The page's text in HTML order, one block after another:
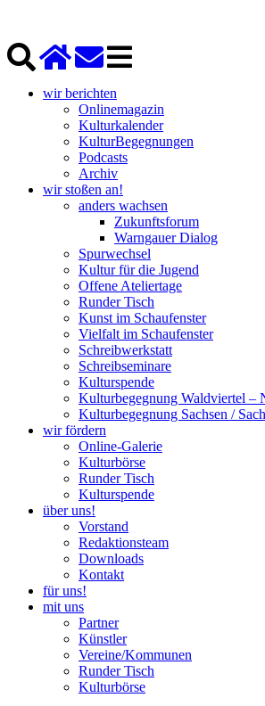
wir berichten
Onlinemagazin
Kulturkalender
KulturBegegnungen
Podcasts
Archiv
wir stoßen an!
anders wachsen
Zukunftsforum
Warngauer Dialog
Spurwechsel
Kultur für die Jugend
Offene Ateliertage
Runder Tisch
Kunst im Schaufenster
Vielfalt im Schaufenster
Schreibwerkstatt
Schreibseminare
Kulturspende
Kulturbegegnung Waldviertel –
Kulturbegegnung Sachsen /
wir fördern
Online-Galerie
Kulturbörse
Runder Tisch
Kulturspende
über uns!
Vorstand
Redaktionsteam
Downloads
Kontakt
für uns!
mit uns
Partner
Künstler
Vereine/Kommunen
Runder Tisch
Kulturbörse